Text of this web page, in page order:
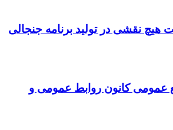
هیچ نقشی در تولید برنامه جنجالی
عمومی کانون روابط عمومی و